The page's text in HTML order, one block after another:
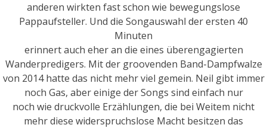
anderen wirkten fast schon wie bewegungslose
Pappaufsteller. Und die Songauswahl der ersten 40
Minuten
erinnert auch eher an die eines überengagierten
Wanderpredigers. Mit der groovenden Band-Dampfwalze
von 2014 hatte das nicht mehr viel gemein. Neil gibt immer
noch Gas, aber einige der Songs sind einfach nur
noch wie druckvolle Erzählungen, die bei Weitem nicht
mehr diese widerspruchslose Macht besitzen das